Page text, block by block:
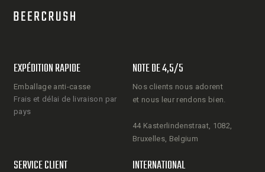
EXPÉDITION RAPIDE
Emballage anti-casse
Frais et délai de livraison par
pays
NOTE DE 4,5/5
Nos clients nous adorent
et nous leur rendons bien.
44 Kasterlindenstraat, 1082,
Bruxelles, Belgium
SERVICE CLIENT INTERNATIONAL